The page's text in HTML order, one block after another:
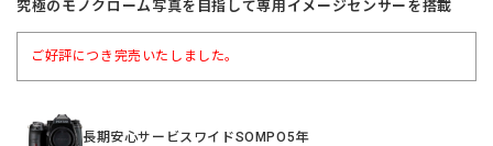
究極のモノクローム写真を目指して専用イメージセンサーを搭載
ご好評につき完売いたしました。
長期安心サービスワイドSOMPO5年